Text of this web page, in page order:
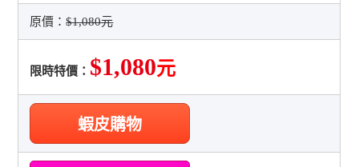
原價：$1,080元
限時特價： $1,080元
蝦皮購物